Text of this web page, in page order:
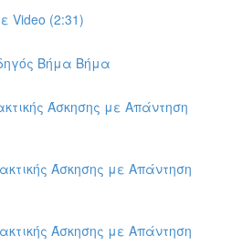
Video (2:31)
Βήμα Βήμα
Άσκησης με Απάντηση
Άσκησης με Απάντηση
Άσκησης με Απάντηση